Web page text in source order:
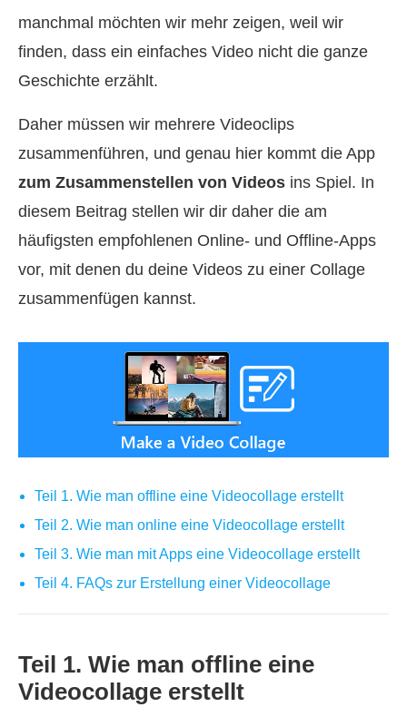
manchmal möchten wir mehr zeigen, weil wir
finden, dass ein einfaches Video nicht die ganze
Geschichte erzählt.
Daher müssen wir mehrere Videoclips
zusammenführen, und genau hier kommt die App
zum Zusammenstellen von Videos ins Spiel. In
diesem Beitrag stellen wir dir daher die am
häufigsten empfohlenen Online- und Offline‑Apps
vor, mit denen du deine Videos zu einer Collage
zusammenfügen kannst.
Teil 1. Wie man offline eine Videocollage erstellt
Teil 2. Wie man online eine Videocollage erstellt
Teil 3. Wie man mit Apps eine Videocollage erstellt
Teil 4. FAQs zur Erstellung einer Videocollage
Teil 1. Wie man offline eine
Videocollage erstellt